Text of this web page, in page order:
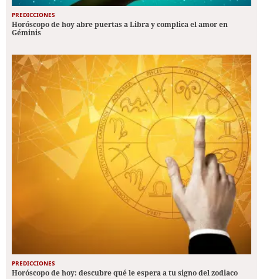
PREDICCIONES
Horóscopo de hoy abre puertas a Libra y complica el amor en
Géminis
PREDICCIONES
Horóscopo de hoy: descubre qué le espera a tu signo del zodiaco